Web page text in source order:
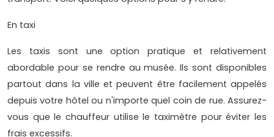
En taxi
Les taxis sont une option pratique et relativement
abordable pour se rendre au musée. Ils sont disponibles
partout dans la ville et peuvent être facilement appelés
depuis votre hôtel ou n'importe quel coin de rue. Assurez-
vous que le chauffeur utilise le taximètre pour éviter les
frais excessifs.